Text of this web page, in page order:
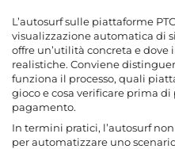
Impostazioni tecniche,
condizioni del servizio
Cosa controllare nelle
sicurezza prima
Cosa controllare su
lavoro separato
Come valutare
L’autosurf sulle piattaforme
visualizzazione automatica di
offre un’utilità concreta e dove
realistiche. Conviene
funziona il processo, quali
gioco e cosa verificare prima
pagamento.
In termini pratici, l’autosurf
per automatizzare uno